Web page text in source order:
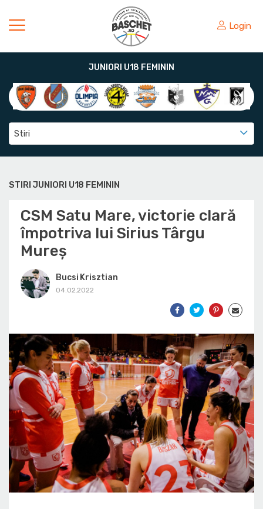
Login
JUNIORI U18 FEMININ
Stiri
STIRI JUNIORI U18 FEMININ
CSM Satu Mare, victorie clară
împotriva lui Sirius Târgu
Mureș
Bucsi Krisztian
04.02.2022